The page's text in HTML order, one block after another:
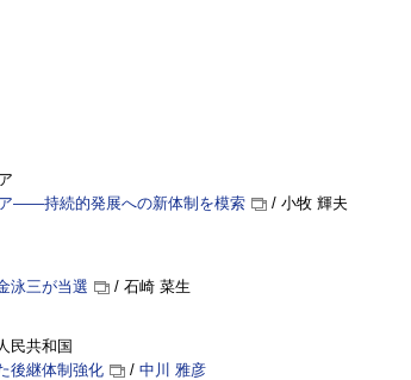
――持続的発展への新体制を模索
/ 小牧 輝夫
泳三が当選
/ 石崎 菜生
民共和国
後継体制強化
/ 中川 雅彦